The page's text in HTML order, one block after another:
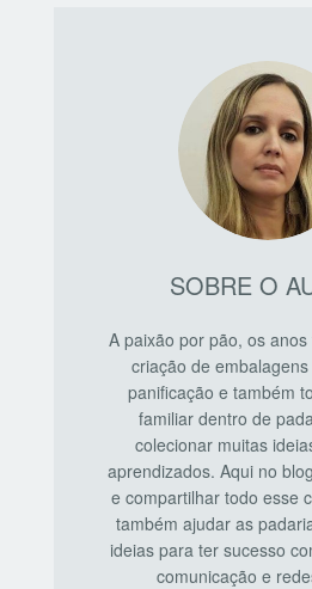
SOBRE O
A paixão por pão, os
criação de
panificação e também
familiar dentro de
colecionar muitas
aprendizados. Aqui no
e compartilhar todo esse
também ajudar as
ideias para ter sucesso
comunicação e